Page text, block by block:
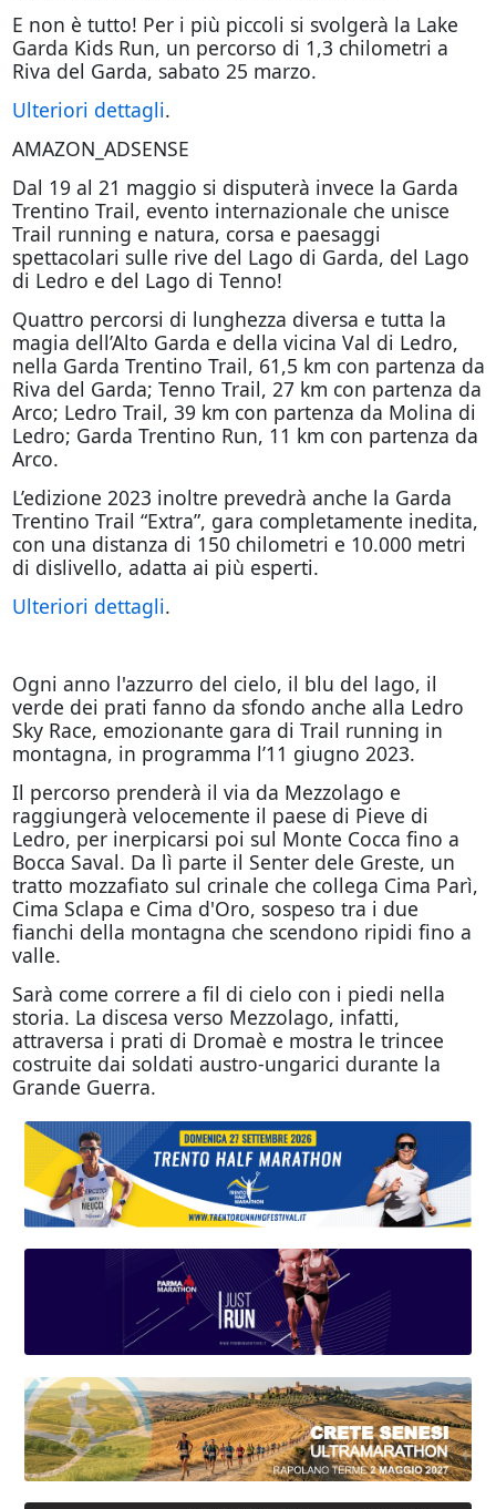
E non è tutto! Per i più piccoli si svolgerà la Lake
Garda Kids Run, un percorso di 1,3 chilometri a
Riva del Garda, sabato 25 marzo.
Ulteriori dettagli.
AMAZON_ADSENSE
Dal 19 al 21 maggio si disputerà invece la Garda
Trentino Trail, evento internazionale che unisce
Trail running e natura, corsa e paesaggi
spettacolari sulle rive del Lago di Garda, del Lago
di Ledro e del Lago di Tenno!
Quattro percorsi di lunghezza diversa e tutta la
magia dell’Alto Garda e della vicina Val di Ledro,
nella Garda Trentino Trail, 61,5 km con partenza da
Riva del Garda; Tenno Trail, 27 km con partenza da
Arco; Ledro Trail, 39 km con partenza da Molina di
Ledro; Garda Trentino Run, 11 km con partenza da
Arco.
L’edizione 2023 inoltre prevedrà anche la Garda
Trentino Trail “Extra”, gara completamente inedita,
con una distanza di 150 chilometri e 10.000 metri
di dislivello, adatta ai più esperti.
Ulteriori dettagli.
Ogni anno l'azzurro del cielo, il blu del lago, il
verde dei prati fanno da sfondo anche alla Ledro
Sky Race, emozionante gara di Trail running in
montagna, in programma l’11 giugno 2023.
Il percorso prenderà il via da Mezzolago e
raggiungerà velocemente il paese di Pieve di
Ledro, per inerpicarsi poi sul Monte Cocca fino a
Bocca Saval. Da lì parte il Senter dele Greste, un
tratto mozzafiato sul crinale che collega Cima Parì,
Cima Sclapa e Cima d'Oro, sospeso tra i due
fianchi della montagna che scendono ripidi fino a
valle.
Sarà come correre a fil di cielo con i piedi nella
storia. La discesa verso Mezzolago, infatti,
attraversa i prati di Dromaè e mostra le trincee
costruite dai soldati austro-ungarici durante la
Grande Guerra.